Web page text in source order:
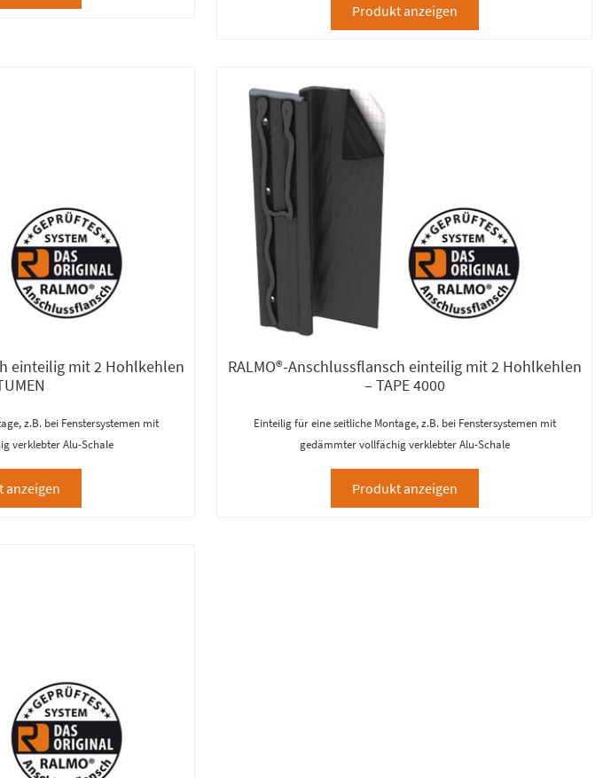
Produkt anzeigen
einteilig mit 2 Hohlkehlen
z.B. bei Fenstersystemen mit
verklebter Alu-Schale
anzeigen
RALMO®-Anschlussflansch einteilig mit 2 Hohlkehlen
– TAPE 4000
Einteilig für eine seitliche Montage, z.B. bei Fenstersystemen mit
gedämmter vollfächig verklebter Alu-Schale
Produkt anzeigen